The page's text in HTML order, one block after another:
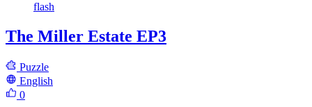
flash
The Miller Estate EP3
Puzzle
English
0